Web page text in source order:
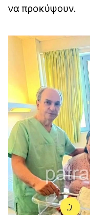
να προκύψουν.